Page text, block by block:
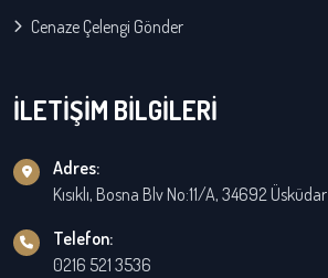
Cenaze Çelengi Gönder
İLETİŞİM BİLGİLERİ
Adres:
Kısıklı, Bosna Blv No:11/A, 34692 Üsküdar
Telefon:
0216 521 3536